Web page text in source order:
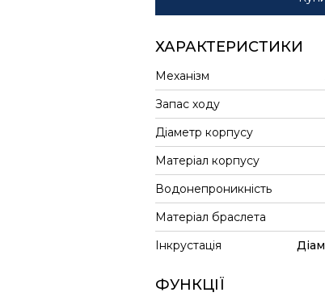
ХАРАКТЕРИСТИКИ
Механізм
Запас ходу
Діаметр корпусу
Матеріал корпусу
Водонепроникність
Матеріал браслета
Інкрустація
ФУНКЦІЇ